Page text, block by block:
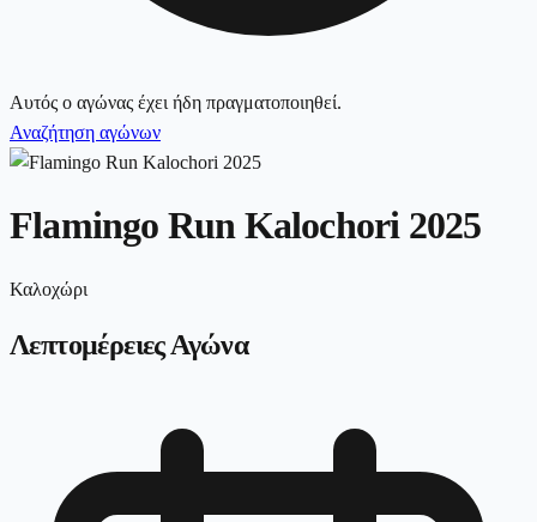
Αυτός ο αγώνας έχει ήδη πραγματοποιηθεί.
Αναζήτηση αγώνων
Flamingo Run Kalochori 2025
Καλοχώρι
Λεπτομέρειες Αγώνα